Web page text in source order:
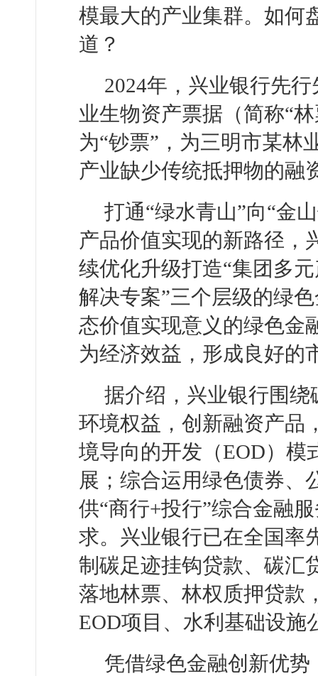
模最大的产业集群。如何
道？
2024年，兴业银行先
业生物资产票据（简称“
为“钞票”，为三明市某林
产业缺少传统抵押物的融
打通“绿水青山”向“金
产品价值实现的新路径，
续优化升级打造“集团多
解决专案”三个层级的绿
态价值实现意义的绿色金
为经济效益，形成良好的
据介绍，兴业银行围
环境权益，创新融资产品
境导向的开发（EOD）模
展；综合运用绿色债券、
供“商行+投行”综合金融
求。兴业银行已在全国率
制碳足迹挂钩贷款、碳汇
落地林票、林权质押贷款
EOD项目、水利基础设施
凭借绿色金融创新优